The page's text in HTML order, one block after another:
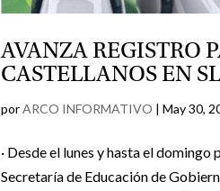
AVANZA REGISTRO
CASTELLANOS EN
porARCO INFORMATIVO |May 30,
· Desde el lunes y hasta el
Secretaría de Educación de